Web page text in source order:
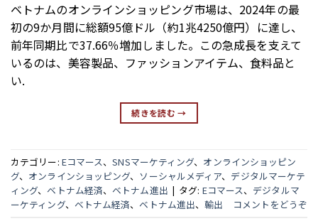
ベトナムのオンラインショッピング市場は、2024年の最
初の9か月間に総額95億ドル（約1兆4250億円）に達し、
前年同期比で37.66％増加しました。この急成長を支えて
いるのは、美容製品、ファッションアイテム、食料品と
い.
続きを読む→
カテゴリー: Eコマース、SNSマーケティング、 オンラインショッピン
グ、 オンラインショッピング、 ソーシャルメディア、 デジタルマーケテ
ィング、 ベトナム経済、 ベトナム進出 | タグ: Eコマース、 デジタルマ
ーケティング、 ベトナム経済、 ベトナム進出、輸出 コメントをどうぞ